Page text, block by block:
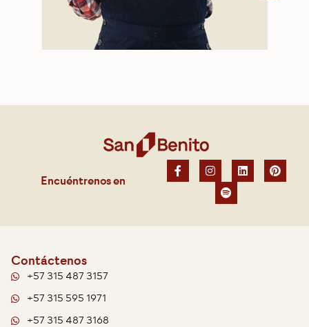
Encuéntrenos en
Contáctenos
+57 315 487 3157
+57 315 595 1971
+57 315 487 3168